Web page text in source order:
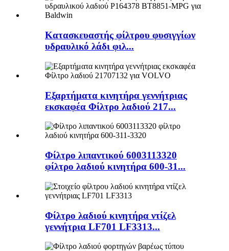
Κατασκευαστής φίλτρου φυσιγγίων
υδραυλικό λάδι φιλ...
Εξαρτήματα κινητήρα γεννήτριας
εκσκαφέα Φίλτρο λαδιού 217...
Φίλτρο λιπαντικού 6003113320
φίλτρο λαδιού κινητήρα 600-31...
Φίλτρο λαδιού κινητήρα ντίζελ
γεννήτρια LF701 LF3313...